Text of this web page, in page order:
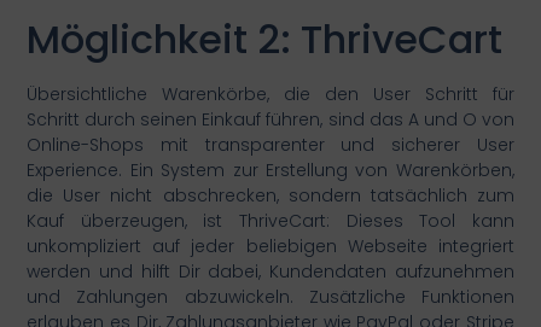
Möglichkeit 2: ThriveCart
Übersichtliche Warenkörbe, die den User Schritt für
Schritt durch seinen Einkauf führen, sind das A und O von
Online-Shops mit transparenter und sicherer User
Experience. Ein System zur Erstellung von Warenkörben,
die User nicht abschrecken, sondern tatsächlich zum
Kauf überzeugen, ist ThriveCart: Dieses Tool kann
unkompliziert auf jeder beliebigen Webseite integriert
werden und hilft Dir dabei, Kundendaten aufzunehmen
und Zahlungen abzuwickeln. Zusätzliche Funktionen